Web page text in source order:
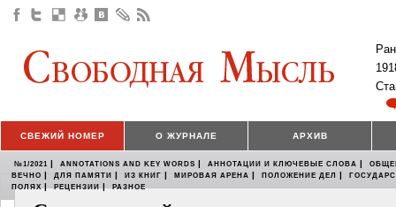
СВЕЖИЙ НОМЕР О ЖУРНАЛЕ АРХИВ
№1/2021 | ANNOTATIONS AND KEY WORDS | АННОТАЦИИ И КЛЮЧЕВЫЕ СЛОВА |
ВЕЧНО | ДЛЯ ПАМЯТИ | ИЗ КНИГ | МИРОВАЯ АРЕНА | ПОЛОЖЕНИЕ ДЕЛ |
ПОЛЯХ | РЕЦЕНЗИИ | РАЗНОЕ